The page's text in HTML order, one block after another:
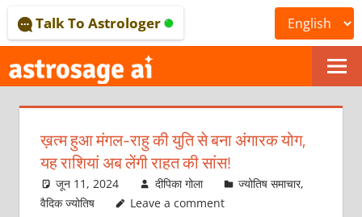
to
content
ONLINE
ASTROLOGICAL
JOURNAL
–
Talk To Astrologer
ख़त्म हुआ मंगल-राहु की युति से बना अंगारक योग,
यह राशियां अब लेंगी राहत की सांस!
जून 11, 2024 दीपिका गोला ज्योतिष समाचार,
वैदिक ज्योतिष
Leave a comment